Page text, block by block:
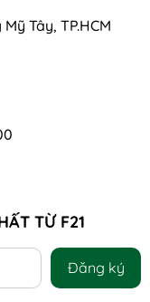
Tây, TP.HCM
TỪ F21
Đăng ký